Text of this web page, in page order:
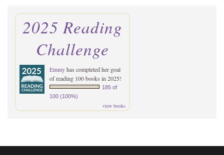
2025 Reading
Challenge
Emmyhas completed her goal
of reading 100 books in 2025!
185 of
100 (100%)
view books